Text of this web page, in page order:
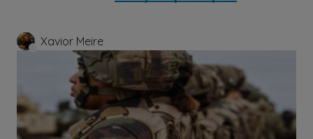
Xavior Meire